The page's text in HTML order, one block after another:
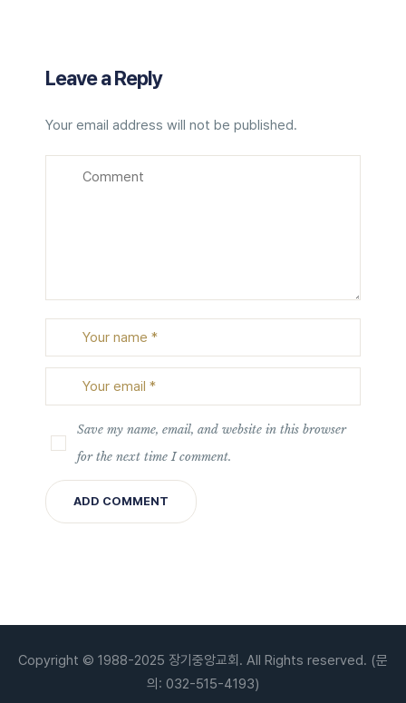
Leave a Reply
Your email address will not be published.
Save my name, email, and website in this browser
for the next time I comment.
Copyright © 1988-2025 장기중앙교회. All Rights reserved. (문
의: 032-515-4193)